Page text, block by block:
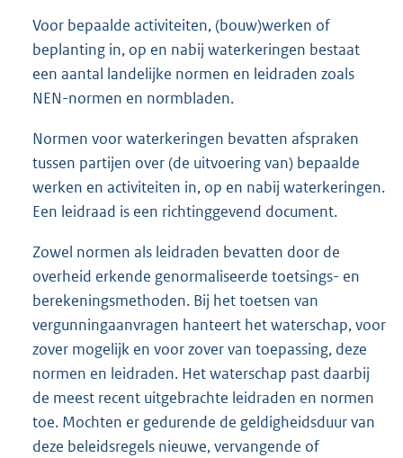
Voor bepaalde activiteiten, (bouw)werken of
beplanting in, op en nabij waterkeringen bestaat
een aantal landelijke normen en leidraden zoals
NEN-normen en normbladen.
Normen voor waterkeringen bevatten afspraken
tussen partijen over (de uitvoering van) bepaalde
werken en activiteiten in, op en nabij waterkeringen.
Een leidraad is een richtinggevend document.
Zowel normen als leidraden bevatten door de
overheid erkende genormaliseerde toetsings- en
berekeningsmethoden. Bij het toetsen van
vergunningaanvragen hanteert het waterschap, voor
zover mogelijk en voor zover van toepassing, deze
normen en leidraden. Het waterschap past daarbij
de meest recent uitgebrachte leidraden en normen
toe. Mochten er gedurende de geldigheidsduur van
deze beleidsregels nieuwe, vervangende of